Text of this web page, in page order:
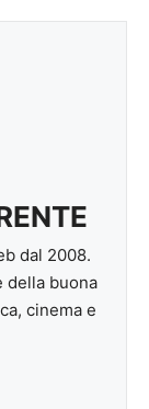
dal 2008.
della buona
cinema e